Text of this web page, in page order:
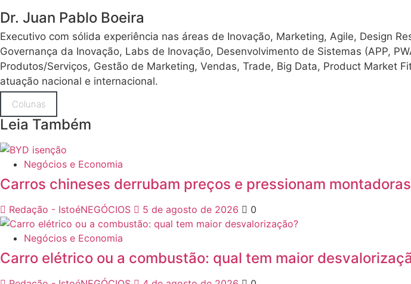
Dr. Juan Pablo Boeira
Executivo com sólida experiência nas áreas de Inovação, Marketing, Agile, Design
Governança da Inovação, Labs de Inovação, Desenvolvimento de Sistemas (APP,
Produtos/Serviços, Gestão de Marketing, Vendas, Trade, Big Data, Product Market
atuação nacional e internacional.
Colunas
Leia Também
Negócios e Economia
Carros chineses derrubam preços e pressionam
Redação - IstoéNEGÓCIOS 5 de agosto de 2026 0
Negócios e Economia
Carro elétrico ou a combustão: qual tem maior